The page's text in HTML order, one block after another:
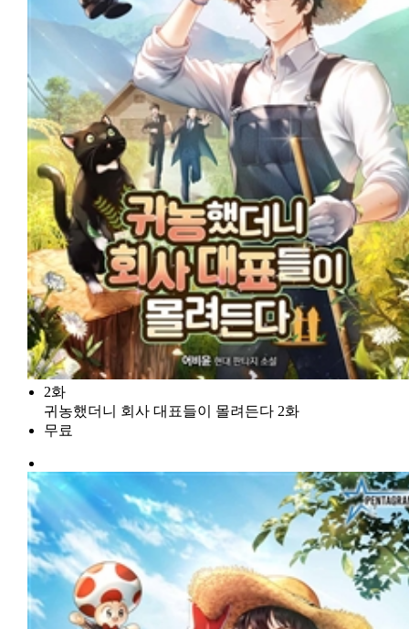
2화
귀농했더니 회사 대표들이 몰려든다 2화
무료